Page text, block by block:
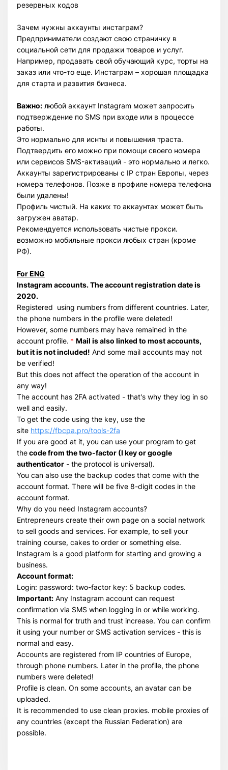
резервных кодов
Зачем нужны аккаунты инстаграм?
Предприниматели создают свою страничку в
социальной сети для продажи товаров и услуг.
Например, продавать свой обучающий курс, торты на
заказ или что-то еще. Инстаграм – хорошая площадка
для старта и развития бизнеса.
Важно: любой аккаунт Instagram может запросить
подтверждение по SMS при входе или в процессе
работы.
Это нормально для иснты и повышения траста.
Подтвердить его можно при помощи своего номера
или сервисов SMS-активаций - это нормально и легко.
Аккаунты зарегистрированы с IP стран Европы, через
номера телефонов. Позже в профиле номера телефона
были удалены!
Профиль чистый. На каких то аккаунтах может быть
загружен аватар.
Рекомендуется использовать чистые прокси.
возможно мобильные прокси любых стран (кроме
РФ).
For ENG
Instagram accounts. The account registration date is
2020.
Registered using numbers from different countries. Later,
the phone numbers in the profile were deleted!
However, some numbers may have remained in the
account profile. * Mail is also linked to most accounts,
but it is not included! And some mail accounts may not
be verified!
But this does not affect the operation of the account in
any way!
The account has 2FA activated - that's why they log in so
well and easily.
To get the code using the key, use the
site https://fbcpa.pro/tools-2fa
If you are good at it, you can use your program to get
thecode from the two-factor (I key or google
authenticator - the protocol is universal).
You can also use the backup codes that come with the
account format. There will be five 8-digit codes in the
account format.
Why do you need Instagram accounts?
Entrepreneurs create their own page on a social network
to sell goods and services. For example, to sell your
training course, cakes to order or something else.
Instagram is a good platform for starting and growing a
business.
Account format:
Login: password: two-factor key: 5 backup codes.
Important: Any Instagram account can request
confirmation via SMS when logging in or while working.
This is normal for truth and trust increase. You can confirm
it using your number or SMS activation services - this is
normal and easy.
Accounts are registered from IP countries of Europe,
through phone numbers. Later in the profile, the phone
numbers were deleted!
Profile is clean. On some accounts, an avatar can be
uploaded.
It is recommended to use clean proxies. mobile proxies of
any countries (except the Russian Federation) are
possible.
Всего позиций в корзине
Всего товара в корзине
Сумма к оплате (без скидок)
$